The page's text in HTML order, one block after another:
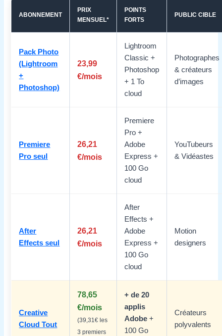
ABONNEMENT
PRIX
MENSUEL*
POINTS
FORTS
PUBLIC CIBLE
Pack Photo
(Lightroom
+
Photoshop)
23,99
€/mois
Lightroom
Classic +
Photoshop
+ 1 To
cloud
Photographes
& créateurs
d’images
Premiere
Pro seul
26,21
€/mois
Premiere
Pro +
Adobe
Express +
100 Go
cloud
YouTubeurs
& Vidéastes
After
Effects seul
26,21
€/mois
After
Effects +
Adobe
Express +
100 Go
cloud
Motion
designers
Creative
Cloud Tout
78,65
€/mois
(39,31€ les
3 premiers
+ de 20
applis
Adobe +
100 Go
Créateurs
polyvalents